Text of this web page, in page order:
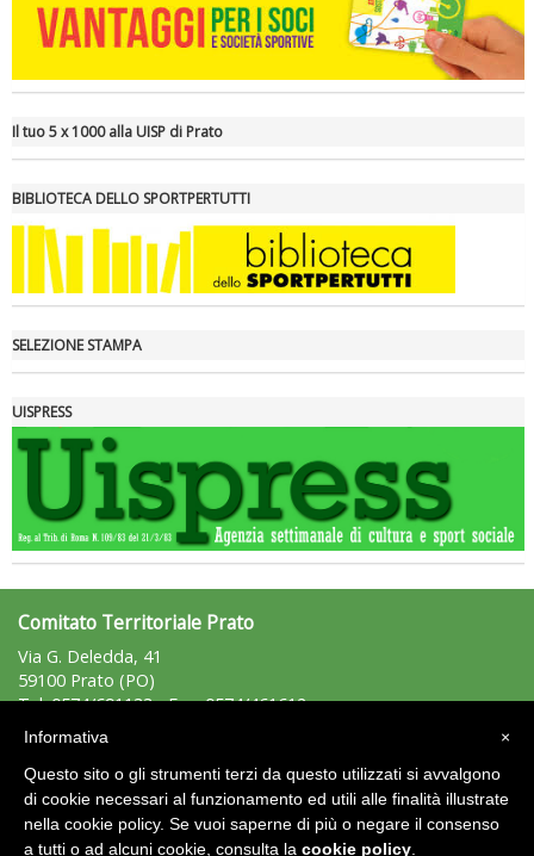
Ddl Lobby, Uisp: “Il Parlamento valorizzi le nostre specificità"
La formazione Uisp rallenta ma prosegue anche in estate
Il tuo 5 x 1000 alla UISP di Prato
BIBLIOTECA DELLO SPORTPERTUTTI
SELEZIONE STAMPA
UISPRESS
Comitato Territoriale Prato
Via G. Deledda, 41
59100 Prato (PO)
Tel: 0574/691133 - Fax: 0574/461612
e-mail:prato@uisp.it
P.Iva: 02133660973
Area Riservata 2.0
×
Informativa
Questo sito o gli strumenti terzi da questo utilizzati si avvalgono
di cookie necessari al funzionamento ed utili alle finalità illustrate
nella cookie policy. Se vuoi saperne di più o negare il consenso
a tutti o ad alcuni cookie, consulta la cookie policy